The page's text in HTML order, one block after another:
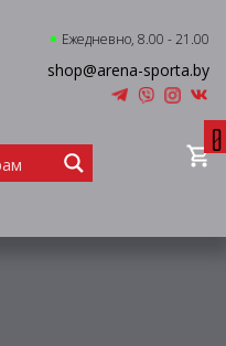
Ежедневно, 8.00 - 21.00
shop@arena-sporta.by
0